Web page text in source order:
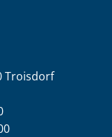
Troisdorf